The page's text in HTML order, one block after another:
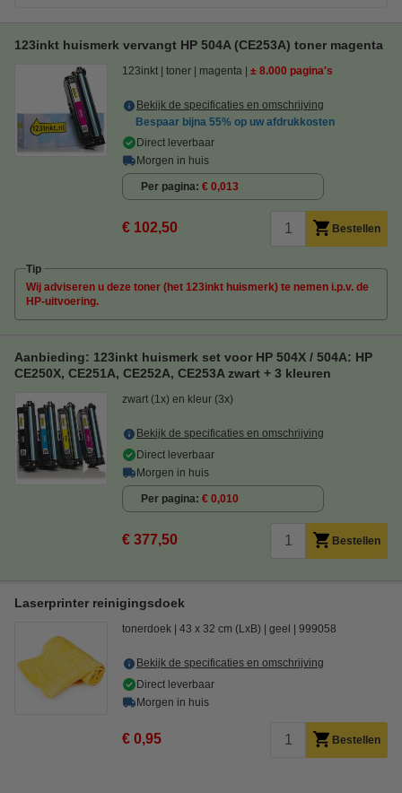
123inkt huismerk vervangt HP 504A (CE253A) toner magenta
123inkt toner magenta ± 8.000 pagina's
Bekijk de specificaties en omschrijving
Bespaar bijna 55% op uw afdrukkosten
Direct leverbaar
Morgen in huis
Per pagina € 0,013
€ 102,50 Bestellen
Tip
Wij adviseren u deze toner (het 123inkt huismerk) te nemen i.p.v. de
HP-uitvoering.
Aanbieding: 123inkt huismerk set voor HP 504X / 504A: HP
CE250X, CE251A, CE252A, CE253A zwart + 3 kleuren
zwart (1x) en kleur (3x)
Bekijk de specificaties en omschrijving
Direct leverbaar
Morgen in huis
Per pagina € 0,010
€ 377,50 Bestellen
Laserprinter reinigingsdoek
tonerdoek 43 x 32 cm (LxB) geel 999058
Bekijk de specificaties en omschrijving
Direct leverbaar
Morgen in huis
€ 0,95 Bestellen